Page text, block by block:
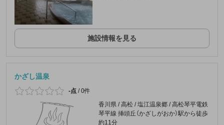
施設情報を見る
かざし温泉
-点 /0件
香川県 / 高松 / 塩江温泉郷 / 高松琴平電鉄
琴平線 挿頭丘（かざしがおか）駅から徒歩
約11分